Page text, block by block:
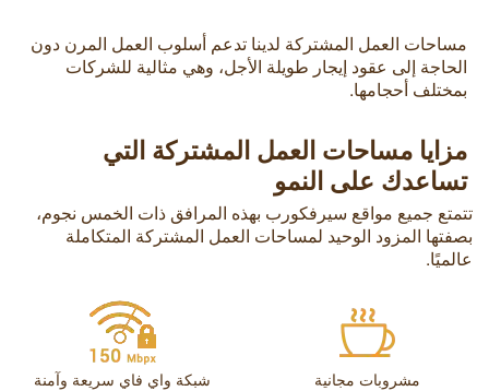
مساحات العمل المشتركة لدينا تدعم أسلوب العمل المرن دون
الحاجة إلى عقود إيجار طويلة الأجل، وهي مثالية للشركات
بمختلف أحجامها.
مزايا مساحات العمل المشتركة التي
تساعدك على النمو
تتمتع جميع مواقع سيرفكورب بهذه المرافق ذات الخمس نجوم،
بصفتها المزود الوحيد لمساحات العمل المشتركة المتكاملة
عالميًا.
شبكة واي فاي سريعة وآمنة مشروبات مجانية